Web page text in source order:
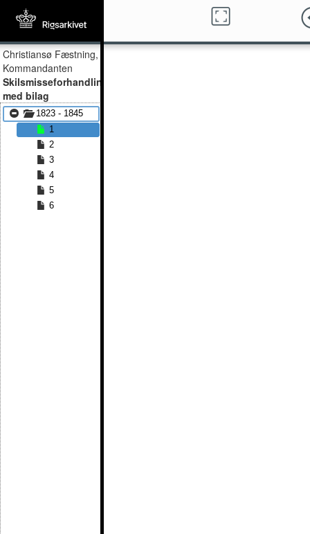
Christiansø Fæstning,
Kommandanten
Skilsmisseforhandlingsprotokol
med bilag
1823 - 1845
1
2
3
4
5
6